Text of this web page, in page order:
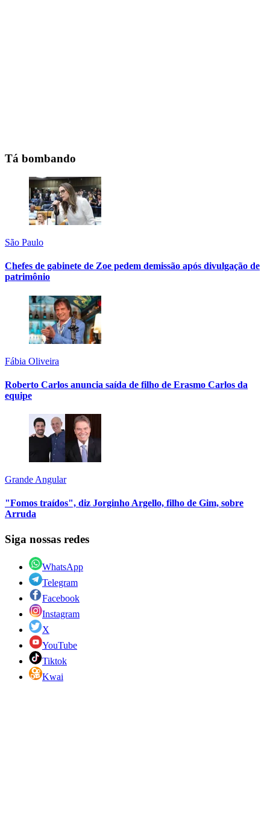
Tá bombando
São Paulo
Chefes de gabinete de Zoe pedem demissão após divulgação de
patrimônio
Fábia Oliveira
Roberto Carlos anuncia saída de filho de Erasmo Carlos da
equipe
Grande Angular
"Fomos traídos", diz Jorginho Argello, filho de Gim, sobre
Arruda
Siga nossas redes
WhatsApp
Telegram
Facebook
Instagram
X
YouTube
Tiktok
Kwai